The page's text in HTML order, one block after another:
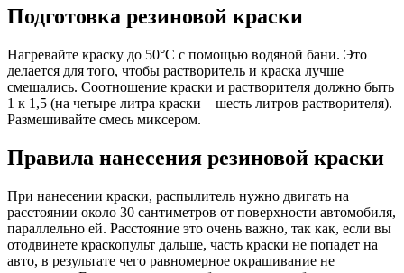
Подготовка резиновой краски
Нагревайте краску до 50°C с помощью водяной бани. Это
делается для того, чтобы растворитель и краска лучше
смешались. Соотношение краски и растворителя должно быть
1 к 1,5 (на четыре литра краски – шесть литров растворителя).
Размешивайте смесь миксером.
Правила нанесения резиновой краски
При нанесении краски, распылитель нужно двигать на
расстоянии около 30 сантиметров от поверхности автомобиля,
параллельно ей. Расстояние это очень важно, так как, если вы
отодвинете краскопульт дальше, часть краски не попадет на
авто, в результате чего равномерное окрашивание не